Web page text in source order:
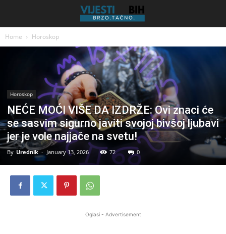
Home Horoskop
Horoskop
NEĆE MOĆI VIŠE DA IZDRŽE: Ovi znaci će
se sasvim sigurno javiti svojoj bivšoj ljubavi
jer je vole najjače na svetu!
By Urednik - January 13, 2026 72 0
Oglasi - Advertisement